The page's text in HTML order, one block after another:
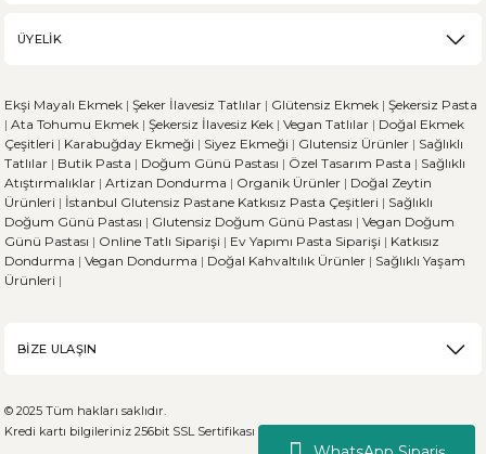
Ekşi Mayalı Ekmek ve Diğer Ekmek Çeşitleri
Ekmek, dünya genelinde her kültürün sofralarında önemli bir yere
DEVAMI
ÜYELİK
Ekşi Mayalı Ekmek | Şeker İlavesiz Tatlılar | Glütensiz Ekmek | Şekersiz Pasta
| Ata Tohumu Ekmek | Şekersiz İlavesiz Kek | Vegan Tatlılar | Doğal Ekmek
Çeşitleri | Karabuğday Ekmeği | Siyez Ekmeği | Glutensiz Ürünler | Sağlıklı
Tatlılar | Butik Pasta | Doğum Günü Pastası | Özel Tasarım Pasta | Sağlıklı
Atıştırmalıklar | Artizan Dondurma | Organik Ürünler | Doğal Zeytin
Ürünleri | İstanbul Glutensiz Pastane Katkısız Pasta Çeşitleri | Sağlıklı
Doğum Günü Pastası | Glutensiz Doğum Günü Pastası | Vegan Doğum
Günü Pastası | Online Tatlı Siparişi | Ev Yapımı Pasta Siparişi | Katkısız
Dondurma | Vegan Dondurma | Doğal Kahvaltılık Ürünler | Sağlıklı Yaşam
Ürünleri |
BİZE ULAŞIN
© 2025 Tüm hakları saklıdır.
Kredi kartı bilgileriniz 256bit SSL Sertifikası ile %100 koruma altındadır.